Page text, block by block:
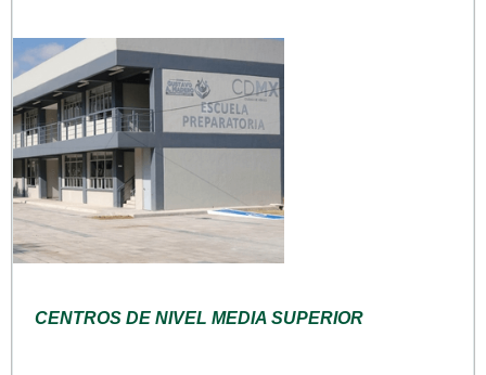
CENTROS DE NIVEL MEDIA SUPERIOR